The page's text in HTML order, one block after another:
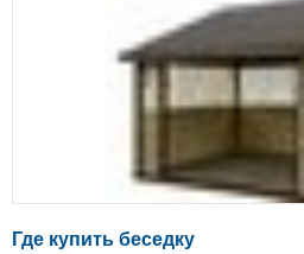
Где купить беседку